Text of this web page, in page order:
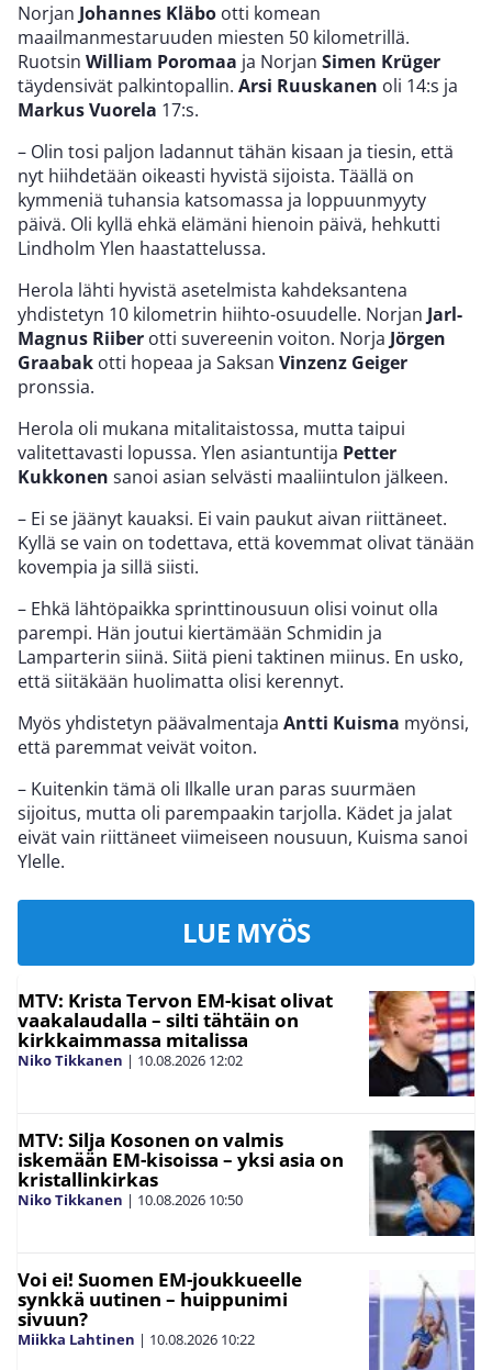
Norjan Johannes Kläbo otti komean
maailmanmestaruuden miesten 50 kilometrillä.
Ruotsin William Poromaa ja Norjan Simen Krüger
täydensivät palkintopallin. Arsi Ruuskanen oli 14:s ja
Markus Vuorela 17:s.
– Olin tosi paljon ladannut tähän kisaan ja tiesin, että
nyt hiihdetään oikeasti hyvistä sijoista. Täällä on
kymmeniä tuhansia katsomassa ja loppuunmyyty
päivä. Oli kyllä ehkä elämäni hienoin päivä, hehkutti
Lindholm Ylen haastattelussa.
Herola lähti hyvistä asetelmista kahdeksantena
yhdistetyn 10 kilometrin hiihto-osuudelle. Norjan Jarl-
Magnus Riiber otti suvereenin voiton. Norja Jörgen
Graabak otti hopeaa ja Saksan Vinzenz Geiger
pronssia.
Herola oli mukana mitalitaistossa, mutta taipui
valitettavasti lopussa. Ylen asiantuntija Petter
Kukkonen sanoi asian selvästi maaliintulon jälkeen.
– Ei se jäänyt kauaksi. Ei vain paukut aivan riittäneet.
Kyllä se vain on todettava, että kovemmat olivat tänään
kovempia ja sillä siisti.
– Ehkä lähtöpaikka sprinttinousuun olisi voinut olla
parempi. Hän joutui kiertämään Schmidin ja
Lamparterin siinä. Siitä pieni taktinen miinus. En usko,
että siitäkään huolimatta olisi kerennyt.
Myös yhdistetyn päävalmentaja Antti Kuisma myönsi,
että paremmat veivät voiton.
– Kuitenkin tämä oli Ilkalle uran paras suurmäen
sijoitus, mutta oli parempaakin tarjolla. Kädet ja jalat
eivät vain riittäneet viimeiseen nousuun, Kuisma sanoi
Ylelle.
LUE MYÖS
MTV: Krista Tervon EM-kisat olivat
vaakalaudalla – silti tähtäin on
kirkkaimmassa mitalissa
Niko Tikkanen | 10.08.2026 12:02
MTV: Silja Kosonen on valmis
iskemään EM-kisoissa – yksi asia on
kristallinkirkas
Niko Tikkanen | 10.08.2026 10:50
Voi ei! Suomen EM-joukkueelle
synkkä uutinen – huippunimi
sivuun?
Miikka Lahtinen | 10.08.2026 10:22